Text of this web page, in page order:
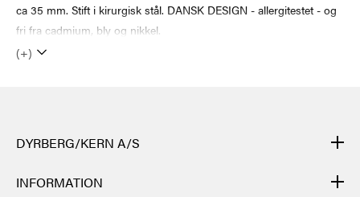
ca 35 mm. Stift i kirurgisk stål. DANSK DESIGN - allergitestet - og
fri fra cadmium, bly og nikkel.
(+)
DYRBERG/KERN A/S
DYRBERG/KERNs produkter er håndlagde og gjennomgår mange
ulike prosesser: fra støping, polering og emaljering av metallbasen
INFORMATION